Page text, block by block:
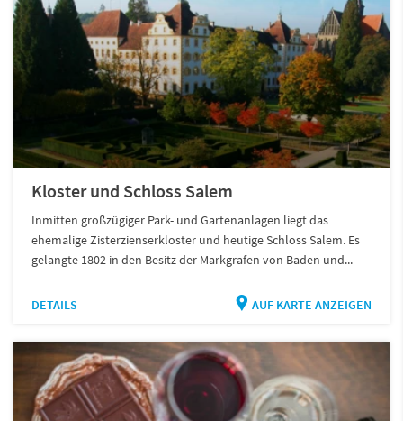
Kloster und Schloss Salem
Inmitten großzügiger Park- und Gartenanlagen liegt das
ehemalige Zisterzienserkloster und heutige Schloss Salem. Es
gelangte 1802 in den Besitz der Markgrafen von Baden und...
DETAILS AUF KARTE ANZEIGEN